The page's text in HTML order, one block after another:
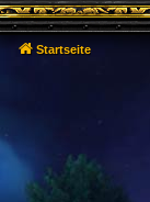
Startseite